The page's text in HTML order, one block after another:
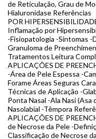
de Reticulação, Grau de
Hialuronidase Referências
POR
Inflamação por
-Fisiopatologia -Sintomas
Granuloma de
Tratamentos Leitura
APLICAÇÕES DE
-Área de Pele Espessa -
Forame Áreas Seguras
Técnicas de Aplicação -
Ponta Nasal -Ala Nasi
Nasolabial -Têmpora
APLICAÇÕES DE
de Necrose da Pele -
Classificação de Necrose